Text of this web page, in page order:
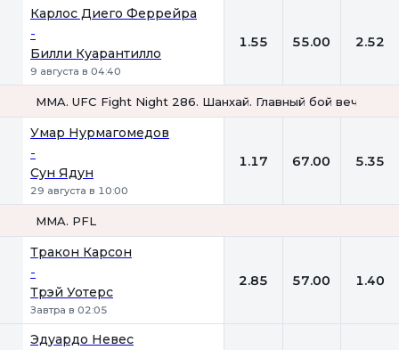
Карлос Диего Феррейра
-
Билли Куарантилло
9 августа в 04:40
1.55 55.00 2.52
MMA. UFC Fight Night 286. Шанхай. Главный бой вечера.
Умар Нурмагомедов
-
Сун Ядун
29 августа в 10:00
1.17 67.00 5.35
MMA. PFL
Тракон Карсон
-
Трэй Уотерс
Завтра в 02:05
2.85 57.00 1.40
Эдуардо Невес